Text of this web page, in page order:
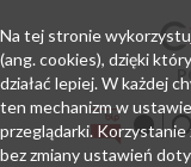
Na tej stronie
(ang. cookies), dzięki
działać lepiej. W każdej
ten mechanizm w
przeglądarki.
bez zmiany ustawień